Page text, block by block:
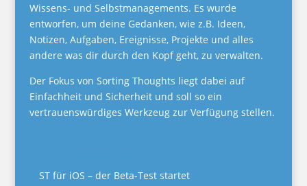
Wissens- und Selbstmanagements. Es wurde
entworfen, um deine Gedanken, wie z.B. Ideen,
Notizen, Aufgaben, Ereignisse, Projekte und alles
andere was dir durch den Kopf geht, zu verwalten.
Der Fokus von Sorting Thoughts liegt dabei auf
Einfachheit und Sicherheit und soll so ein
vertrauenswürdiges Werkzeug zur Verfügung stellen.
ST für iOS – der Beta-Test startet